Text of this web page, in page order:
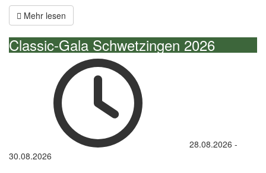
Mehr lesen
Classic-Gala Schwetzingen 2026
28.08.2026 -
30.08.2026